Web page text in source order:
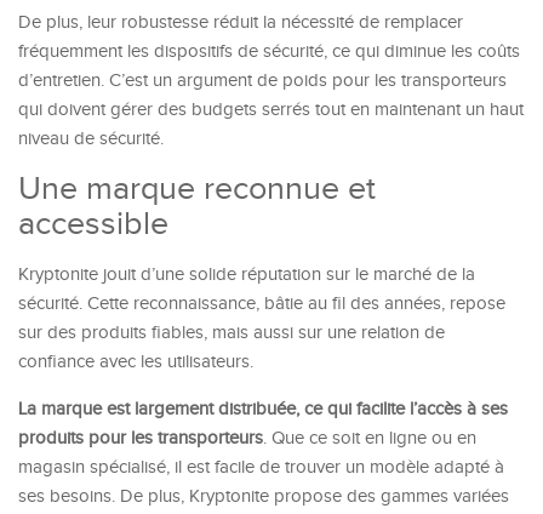
De plus, leur robustesse réduit la nécessité de remplacer
fréquemment les dispositifs de sécurité, ce qui diminue les coûts
d’entretien. C’est un argument de poids pour les transporteurs
qui doivent gérer des budgets serrés tout en maintenant un haut
niveau de sécurité.
Une marque reconnue et
accessible
Kryptonite jouit d’une solide réputation sur le marché de la
sécurité. Cette reconnaissance, bâtie au fil des années, repose
sur des produits fiables, mais aussi sur une relation de
confiance avec les utilisateurs.
La marque est largement distribuée, ce qui facilite l’accès à ses
produits pour les transporteurs. Que ce soit en ligne ou en
magasin spécialisé, il est facile de trouver un modèle adapté à
ses besoins. De plus, Kryptonite propose des gammes variées